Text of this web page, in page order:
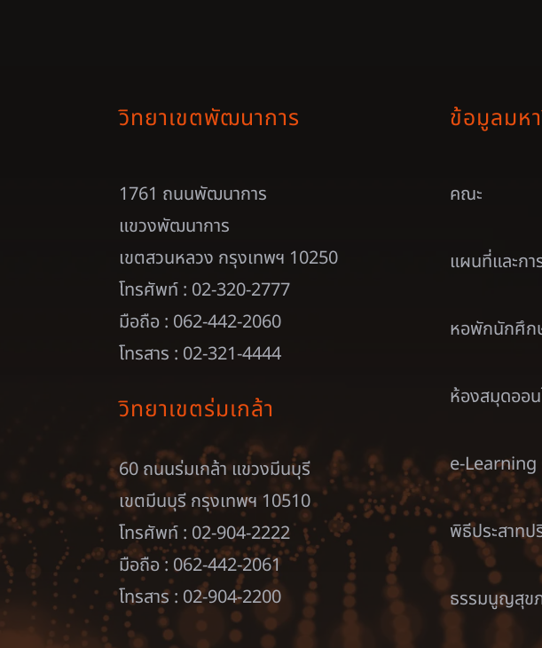
วิทยาเขตพัฒนาการ
1761 ถนนพัฒนาการ
แขวงพัฒนาการ
เขตสวนหลวง กรุงเทพฯ 10250
โทรศัพท์ : 02-320-2777
มือถือ : 062-442-2060
โทรสาร : 02-321-4444
วิทยาเขตร่มเกล้า
60 ถนนร่มเกล้า แขวงมีนบุรี
เขตมีนบุรี กรุงเทพฯ 10510
โทรศัพท์ : 02-904-2222
มือถือ : 062-442-2061
โทรสาร : 02-904-2200
ข้อมูลมห
คณะ
แผนที่และกา
หอพักนักศึก
ห้องสมุดออ
e-
พิธีประสาท
ธรรมนูญสุข